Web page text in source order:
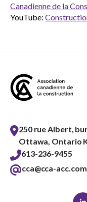
Canadienne de la
YouTube:
250 rue Albert,
Ottawa, Ontario
613-236-9455
cca@cca-acc.com